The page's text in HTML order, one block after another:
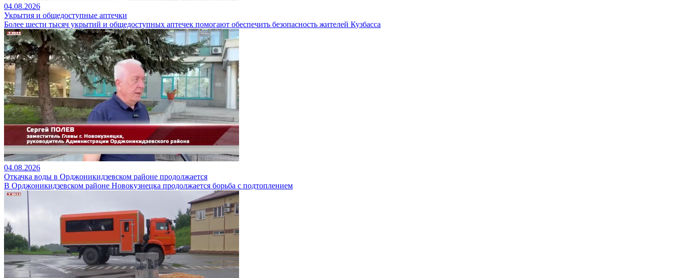
04.08.2026
Укрытия и общедоступные аптечки
Более шести тысяч укрытий и общедоступных аптечек помогают обеспечить безопасность жителей Кузбасса
04.08.2026
Откачка воды в Орджоникидзевском районе продолжается
В Орджоникидзевском районе Новокузнецка продолжается борьба с подтоплением